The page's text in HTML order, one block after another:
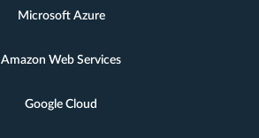
Microsoft Azure
Amazon Web Services
Google Cloud